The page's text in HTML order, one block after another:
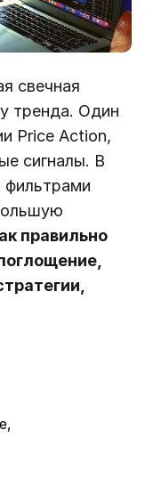
свечная
тренда. Один
Price Action,
сигналы. В
фильтрами
правильно